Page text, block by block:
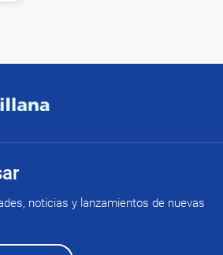
noticias y lanzamientos de nuevas